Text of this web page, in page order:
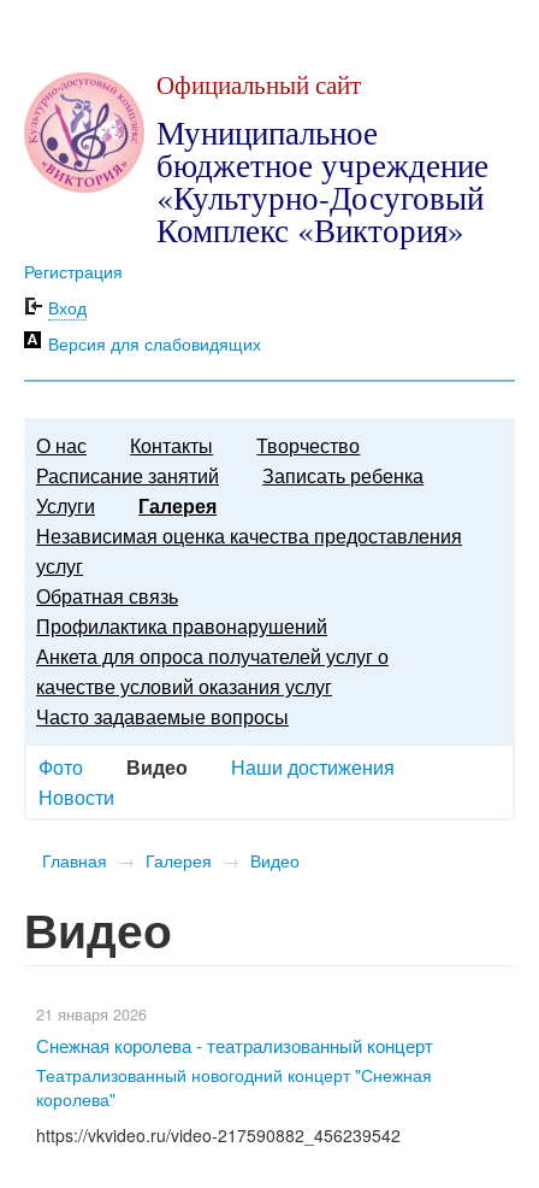
Официальный сайт
Муниципальное
бюджетное учреждение
«Культурно-Досуговый
Комплекс «Виктория»
Регистрация
Вход
Версия для слабовидящих
О нас Контакты
Творчество
Расписание занятий
Записать ребенка
Услуги
Галерея
Независимая оценка качества предоставления
услуг
Обратная связь
Профилактика правонарушений
Анкета для опроса получателей услуг о
качестве условий оказания услуг
Часто задаваемые вопросы
Фото
Видео
Наши достижения
Новости
Главная → Галерея → Видео
Видео
21 января 2026
Снежная королева - театрализованный концерт
Театрализованный новогодний концерт "Снежная
королева"
https://vkvideo.ru/video-217590882_456239542